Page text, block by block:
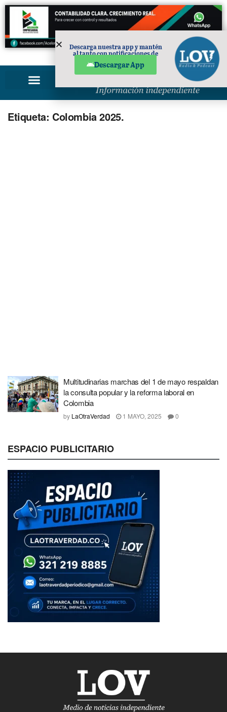
PUBLICIDAD
Etiqueta: Colombia 2025.
Multitudinarias marchas del 1 de mayo respaldan
la consulta popular y la reforma laboral en
Colombia
by LaOtraVerdad 1 MAYO, 2025 0
ESPACIO PUBLICITARIO
Descarga nuestra app y mantén
al tanto con notificaciones de
Descargar App